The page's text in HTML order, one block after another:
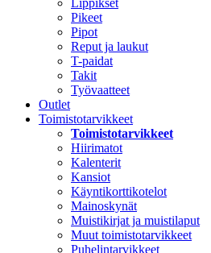
Lippikset
Pikeet
Pipot
Reput ja laukut
T-paidat
Takit
Työvaatteet
Outlet
Toimistotarvikkeet
Toimistotarvikkeet
Hiirimatot
Kalenterit
Kansiot
Käyntikorttikotelot
Mainoskynät
Muistikirjat ja muistilaput
Muut toimistotarvikkeet
Puhelintarvikkeet